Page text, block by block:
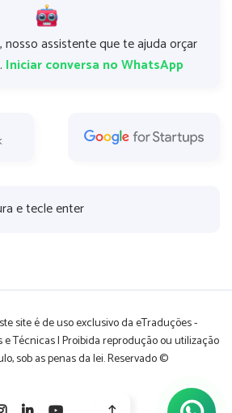
, nosso assistente que te ajuda orçar
Iniciar conversa no WhatsApp
site é de uso exclusivo da eTraduções -
Técnicas | Proibida reprodução ou utilização
sob as penas da lei. Reservado ©